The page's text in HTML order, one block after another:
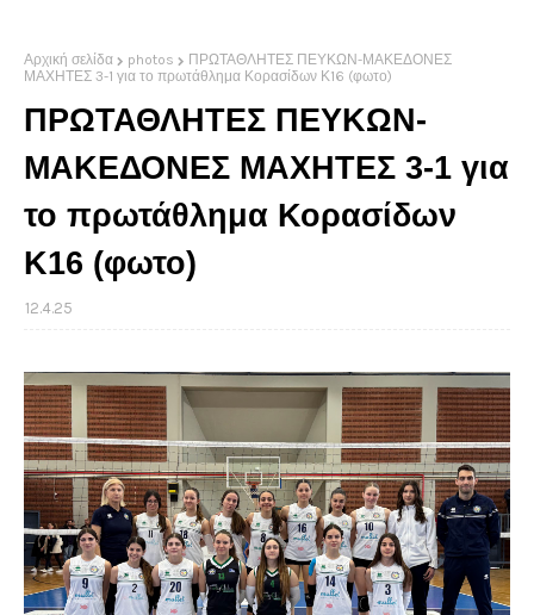
Αρχική σελίδα photos
ΠΡΩΤΑΘΛΗΤΕΣ ΠΕΥΚΩΝ-ΜΑΚΕΔΟΝΕΣ
ΜΑΧΗΤΕΣ 3-1 για το πρωτάθλημα Κορασίδων Κ16 (φωτο)
ΠΡΩΤΑΘΛΗΤΕΣ ΠΕΥΚΩΝ-
ΜΑΚΕΔΟΝΕΣ ΜΑΧΗΤΕΣ 3-1 για
το πρωτάθλημα Κορασίδων
Κ16 (φωτο)
12.4.25